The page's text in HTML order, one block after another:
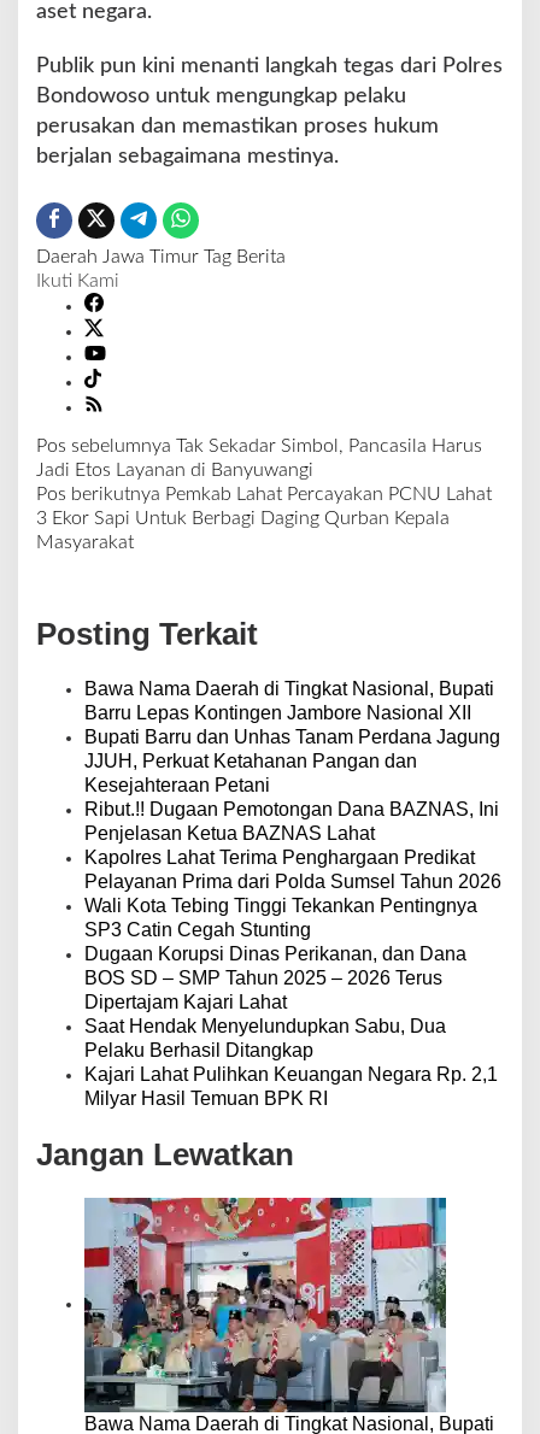
aset negara.
Publik pun kini menanti langkah tegas dari Polres
Bondowoso untuk mengungkap pelaku
perusakan dan memastikan proses hukum
berjalan sebagaimana mestinya.
Daerah Jawa Timur Tag Berita
Ikuti Kami
N
a
v
i
s
i
Pos sebelumnya Tak Sekadar Simbol, Pancasila Harus
Jadi Etos Layanan di Banyuwangi
Pos berikutnya Pemkab Lahat Percayakan PCNU Lahat
3 Ekor Sapi Untuk Berbagi Daging Qurban Kepala
Masyarakat
Posting Terkait
Bawa Nama Daerah di Tingkat Nasional, Bupati
Barru Lepas Kontingen Jambore Nasional XII
Bupati Barru dan Unhas Tanam Perdana Jagung
JJUH, Perkuat Ketahanan Pangan dan
Kesejahteraan Petani
Ribut.!! Dugaan Pemotongan Dana BAZNAS, Ini
Penjelasan Ketua BAZNAS Lahat
Kapolres Lahat Terima Penghargaan Predikat
Pelayanan Prima dari Polda Sumsel Tahun 2026
Wali Kota Tebing Tinggi Tekankan Pentingnya
SP3 Catin Cegah Stunting
Dugaan Korupsi Dinas Perikanan, dan Dana
BOS SD – SMP Tahun 2025 – 2026 Terus
Dipertajam Kajari Lahat
Saat Hendak Menyelundupkan Sabu, Dua
Pelaku Berhasil Ditangkap
Kajari Lahat Pulihkan Keuangan Negara Rp. 2,1
Milyar Hasil Temuan BPK RI
Jangan Lewatkan
Bawa Nama Daerah di Tingkat Nasional, Bupati